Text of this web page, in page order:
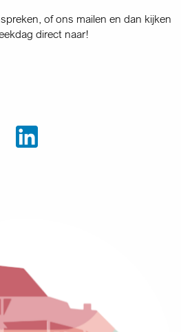
of ons mailen en dan kijken
direct naar!